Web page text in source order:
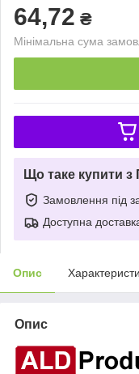
64,72 ₴
Мінімальна сума
Що таке купити
Замовлення під
Доступна
Опис
Опис